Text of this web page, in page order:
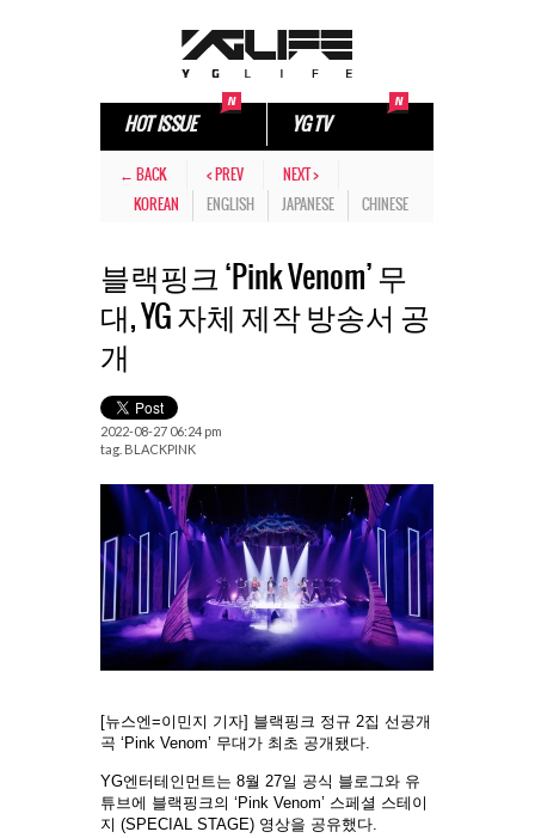
HOT ISSUE YG TV
← BACK < PREV
NEXT >
KOREAN
ENGLISH JAPANESE CHINESE
블랙핑크 ‘Pink Venom’ 무
대, YG 자체 제작 방송서 공
개
2022-08-27 06:24 pm
tag. BLACKPINK
[뉴스엔=이민지 기자] 블랙핑크 정규 2집 선공개
곡 ‘Pink Venom’ 무대가 최초 공개됐다.
YG엔터테인먼트는 8월 27일 공식 블로그와 유
튜브에 블랙핑크의 ‘Pink Venom’ 스페셜 스테이
지 (SPECIAL STAGE) 영상을 공유했다.